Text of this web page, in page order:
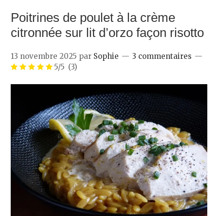
Poitrines de poulet à la crème
citronnée sur lit d’orzo façon risotto
13 novembre 2025 par Sophie
3 commentaires
5/5 (3)